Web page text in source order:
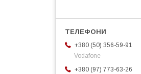
+380 (50) 356-59-91
Vodafone
+380 (97) 773-63-26